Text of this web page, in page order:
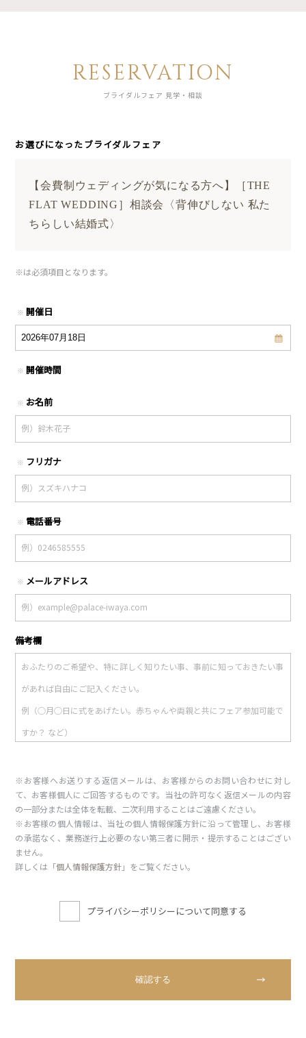
RESERVATION
ブライダルフェア 見学・相談
お選びになったブライダルフェア
【会費制ウェディングが気になる方へ】［THE
FLAT WEDDING］相談会〈背伸びしない 私た
ちらしい結婚式〉
※は必須項目となります。
※ 開催日
※ 開催時間
※ お名前
※ フリガナ
※ 電話番号
※ メールアドレス
備考欄
※お客様へお送りする返信メールは、お客様からのお問い合わせに対し
て、お客様個人にご回答するものです。当社の許可なく返信メールの内容
の一部分または全体を転載、二次利用することはご遠慮ください。
※お客様の個人情報は、当社の個人情報保護方針に沿って管理し、お客様
の承諾なく、業務遂行上必要のない第三者に開示・提示することはござい
ません。
詳しくは「個人情報保護方針」をご覧ください。
プライバシーポリシーについて同意する